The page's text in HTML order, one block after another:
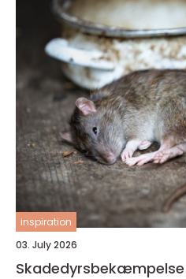
inspiration
03. July 2026